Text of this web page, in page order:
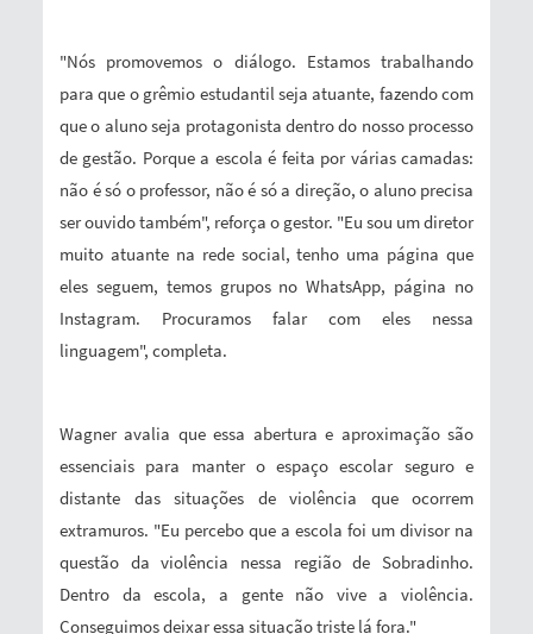
"Nós promovemos o diálogo. Estamos trabalhando
para que o grêmio estudantil seja atuante, fazendo com
que o aluno seja protagonista dentro do nosso processo
de gestão. Porque a escola é feita por várias camadas:
não é só o professor, não é só a direção, o aluno precisa
ser ouvido também", reforça o gestor. "Eu sou um diretor
muito atuante na rede social, tenho uma página que
eles seguem, temos grupos no WhatsApp, página no
Instagram. Procuramos falar com eles nessa
linguagem", completa.
Wagner avalia que essa abertura e aproximação são
essenciais para manter o espaço escolar seguro e
distante das situações de violência que ocorrem
extramuros. "Eu percebo que a escola foi um divisor na
questão da violência nessa região de Sobradinho.
Dentro da escola, a gente não vive a violência.
Conseguimos deixar essa situação triste lá fora."